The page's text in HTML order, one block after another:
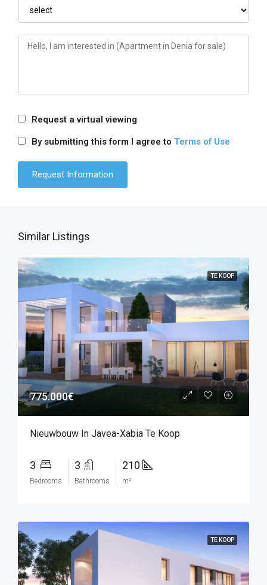
Request a virtual viewing
By submitting this form I agree to Terms of Use
Similar Listings
TE KOOP
775.000€
Nieuwbouw In Javea-Xabia Te Koop
3
Bedrooms
3
Bathrooms
210
m²
TE KOOP